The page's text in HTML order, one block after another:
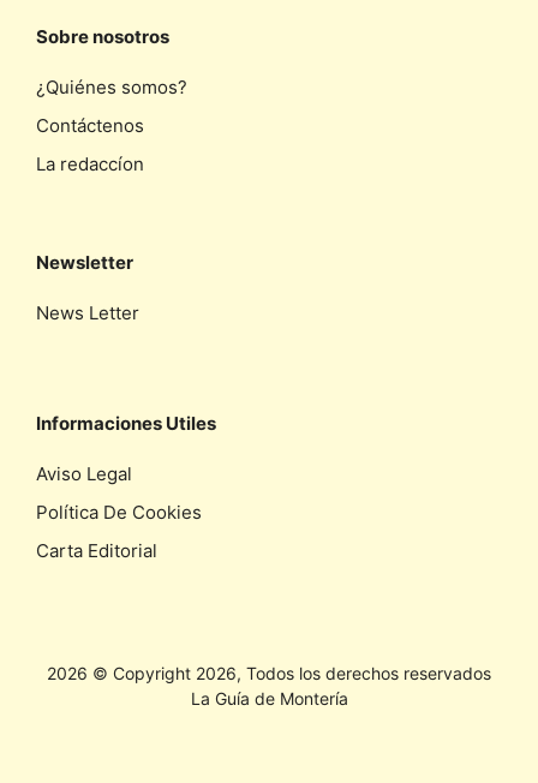
Sobre nosotros
¿Quiénes somos?
Contáctenos
La redaccíon
Newsletter
News Letter
Informaciones Utiles
Aviso Legal
Política De Cookies
Carta Editorial
2026 © Copyright 2026, Todos los derechos reservados
La Guía de Montería